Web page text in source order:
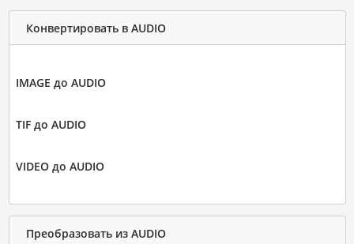
Конвертировать в AUDIO
IMAGE до AUDIO
TIF до AUDIO
VIDEO до AUDIO
Преобразовать из AUDIO